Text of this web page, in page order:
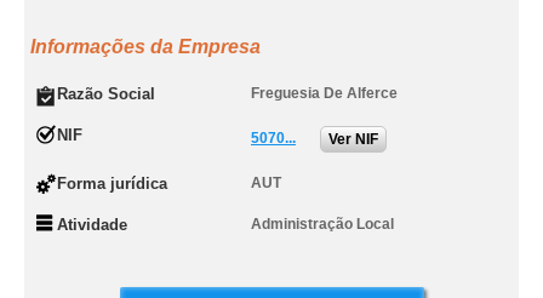
Informações da Empresa
Razão Social Freguesia De Alferce
NIF 5070... Ver NIF
Forma jurídica AUT
Atividade Administração Local